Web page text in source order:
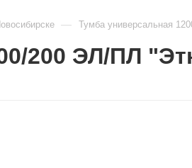
— Тумба универсальная
200 ЭЛ/ПЛ